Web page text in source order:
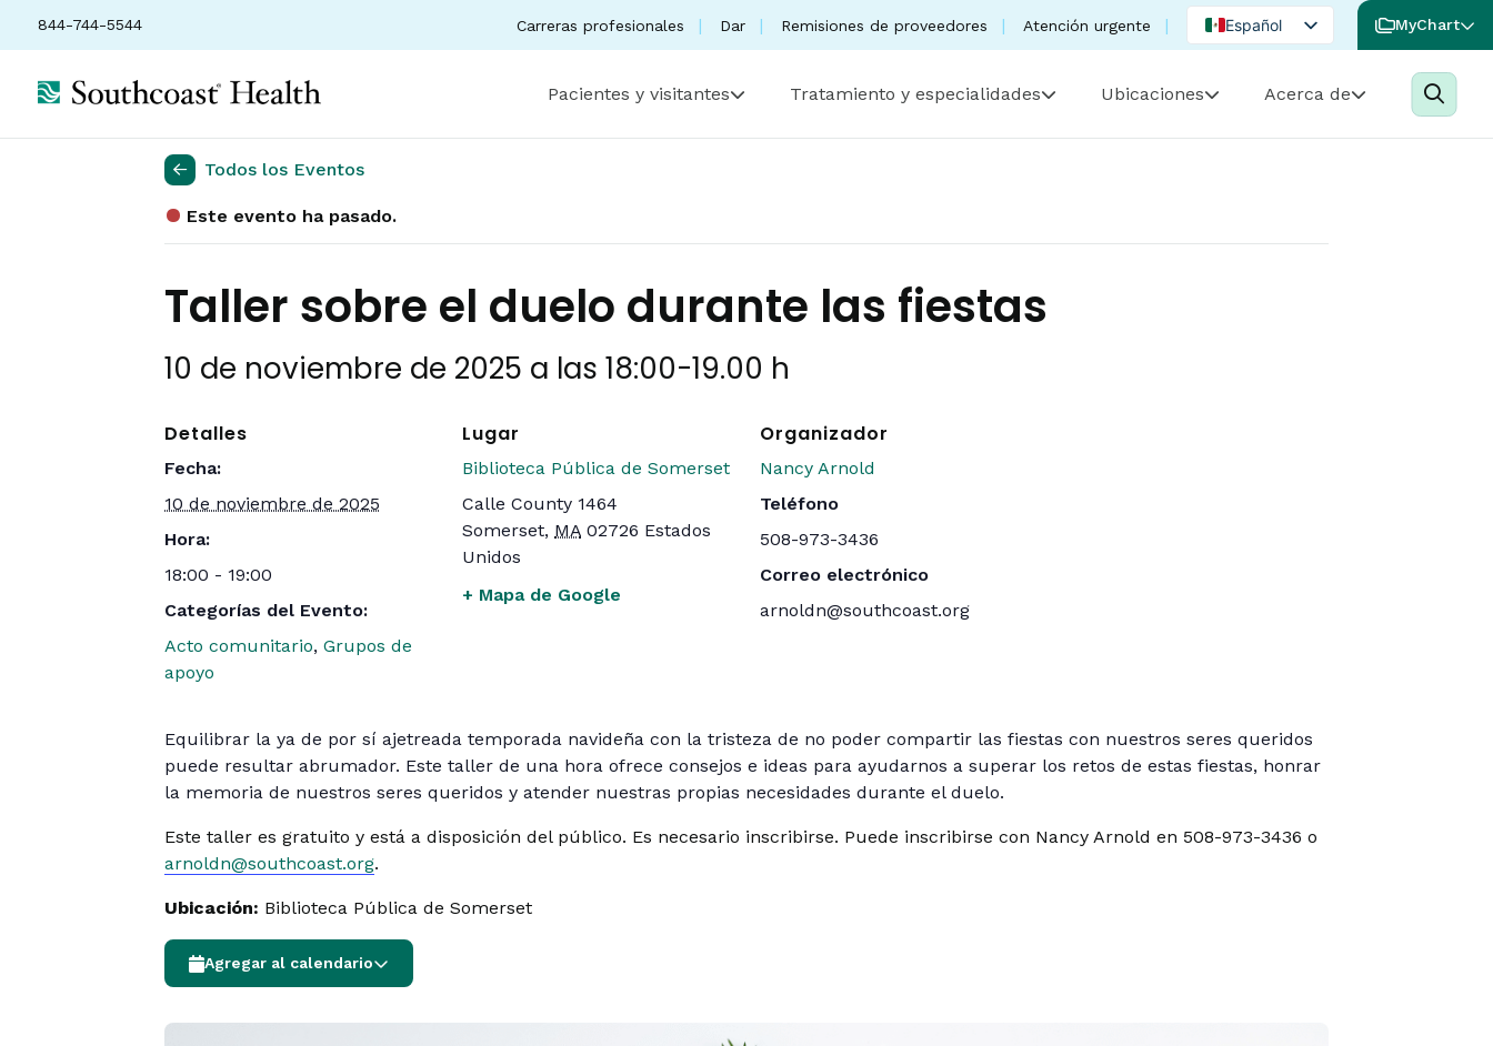
844-744-5544 Carreras profesionales Dar Remisiones de proveedores Atención urgente
Español
Portuguese
MyChart
Pacientes y visitantes Tratamiento y especialidades Ubicaciones Acerca de
Todos los Eventos
Este evento ha pasado.
Taller sobre el duelo durante las fiestas
10 de noviembre de 2025 a las 18:00-19.00 h
Detalles
Fecha:
10 de noviembre de 2025
Hora:
18:00 - 19:00
Categorías del Evento:
Acto comunitario, Grupos de
apoyo
Lugar
Biblioteca Pública de Somerset
Calle County 1464
Somerset, MA 02726 Estados
Unidos
+ Mapa de Google
Organizador
Nancy Arnold
Teléfono
508-973-3436
Correo electrónico
arnoldn@southcoast.org
Equilibrar la ya de por sí ajetreada temporada navideña con la tristeza de no poder compartir las fiestas con nuestros seres queridos
puede resultar abrumador. Este taller de una hora ofrece consejos e ideas para ayudarnos a superar los retos de estas fiestas, honrar
la memoria de nuestros seres queridos y atender nuestras propias necesidades durante el duelo.
Este taller es gratuito y está a disposición del público. Es necesario inscribirse. Puede inscribirse con Nancy Arnold en 508-973-3436 o
arnoldn@southcoast.org.
Ubicación: Biblioteca Pública de Somerset
Agregar al calendario